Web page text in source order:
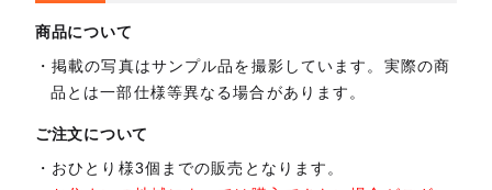
商品について
掲載の写真はサンプル品を撮影しています。実際の商
品とは一部仕様等異なる場合があります。
ご注文について
おひとり様3個までの販売となります。